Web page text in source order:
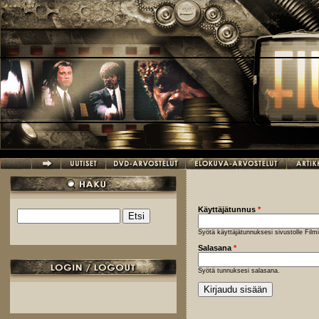
Hyppää pääsisältöön
Hakulomake
Käyttäjätunnus *
Syötä käyttäjätunnuksesi sivustolle
Salasana *
Syötä tunnuksesi salasana.